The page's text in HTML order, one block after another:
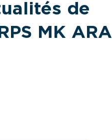
de
MK ARA